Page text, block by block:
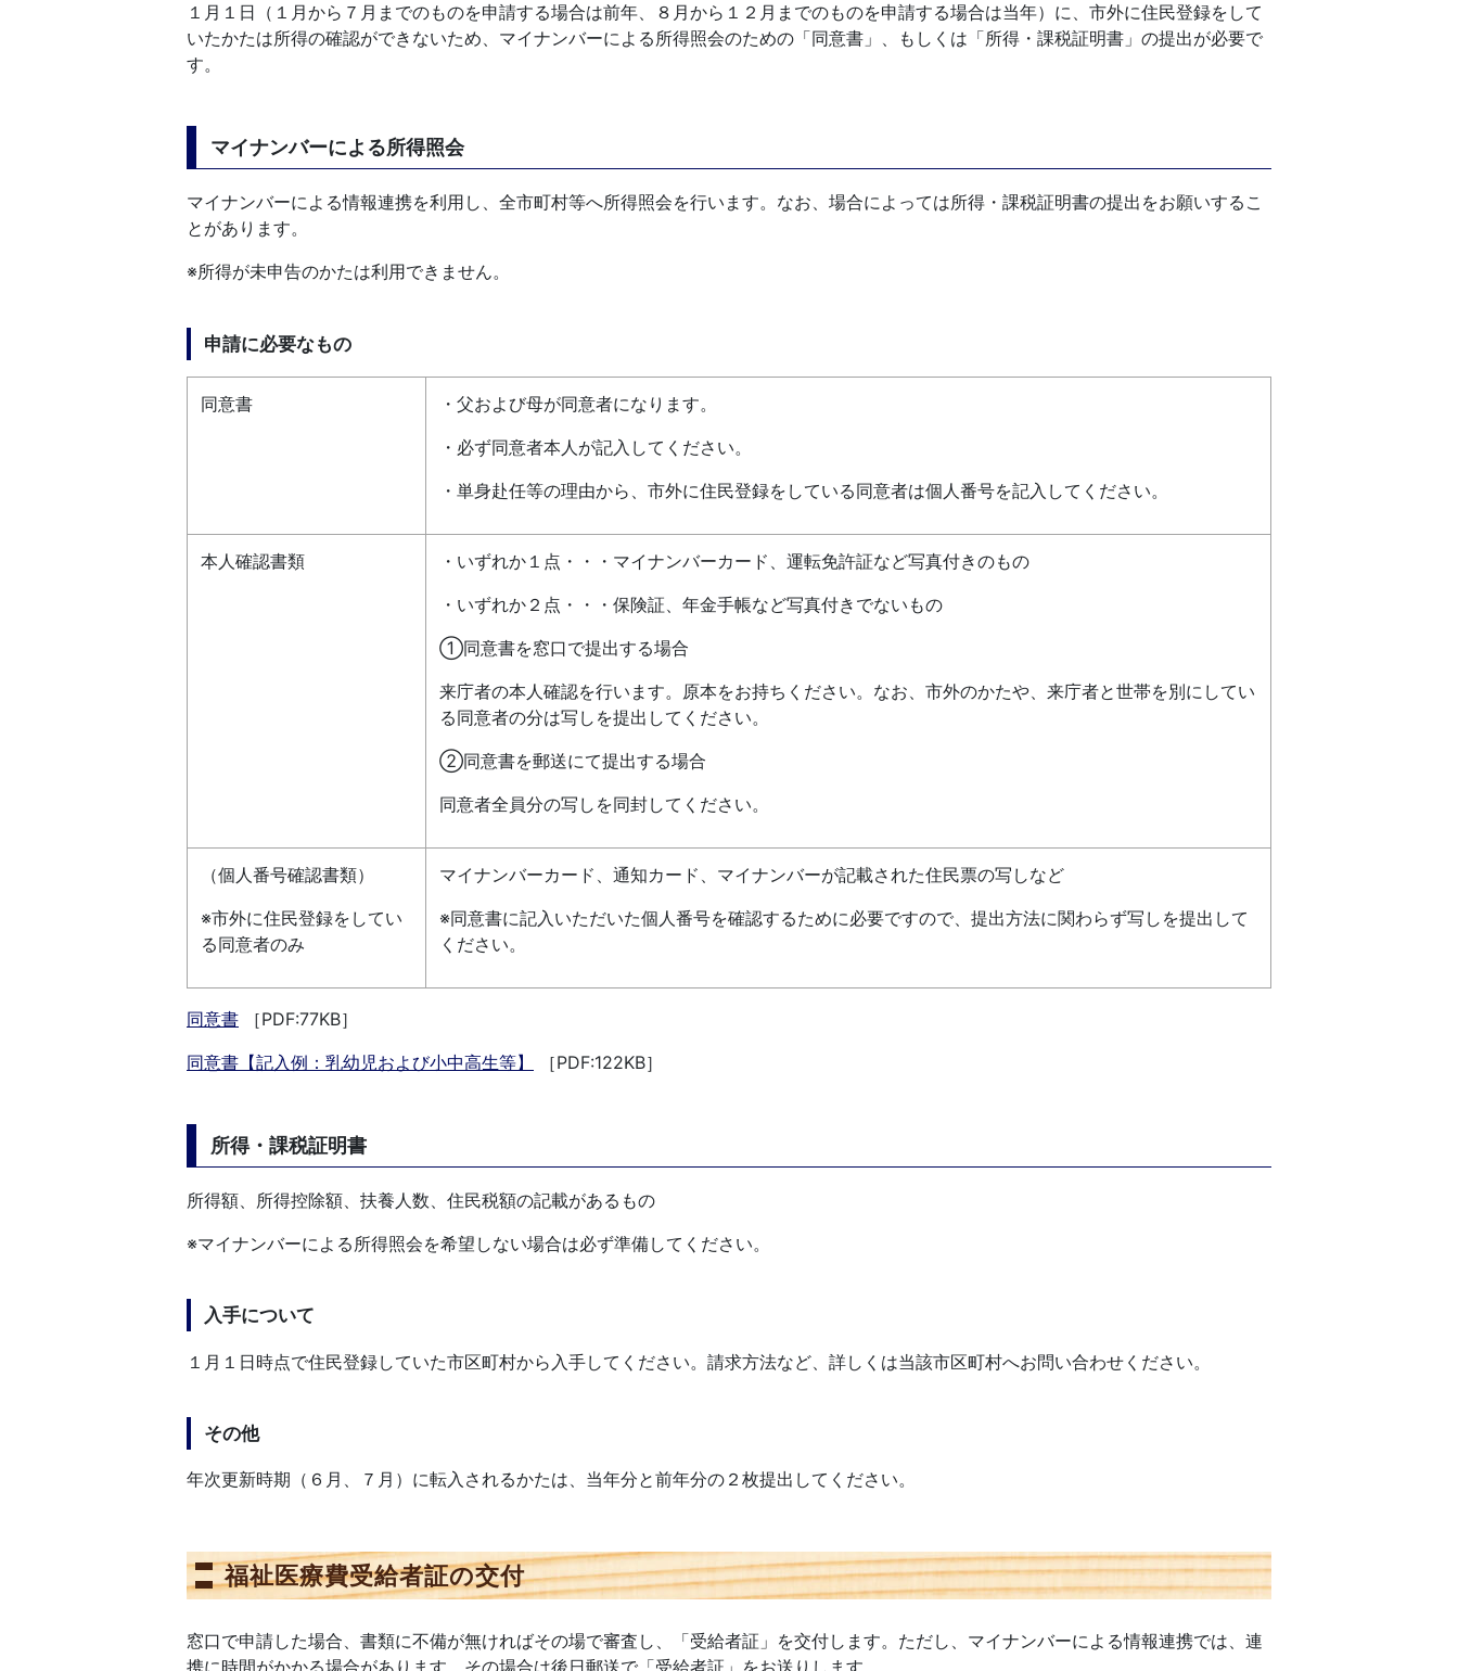
１月１日（１月から７月までのものを申請する場合は前年、８月から１２月までのものを申請する場合は当年）に、市外に住民登録をして
いたかたは所得の確認ができないため、マイナンバーによる所得照会のための「同意書」、もしくは「所得・課税証明書」の提出が必要で
す。
マイナンバーによる所得照会
マイナンバーによる情報連携を利用し、全市町村等へ所得照会を行います。なお、場合によっては所得・課税証明書の提出をお願いするこ
とがあります。
※所得が未申告のかたは利用できません。
申請に必要なもの
同意書
・父および母が同意者になります。
・必ず同意者本人が記入してください。
・単身赴任等の理由から、市外に住民登録をしている同意者は個人番号を記入してください。
本人確認書類
・いずれか１点・・・マイナンバーカード、運転免許証など写真付きのもの
・いずれか２点・・・保険証、年金手帳など写真付きでないもの
①同意書を窓口で提出する場合
来庁者の本人確認を行います。原本をお持ちください。なお、市外のかたや、来庁者と世帯を別にしてい
る同意者の分は写しを提出してください。
②同意書を郵送にて提出する場合
同意者全員分の写しを同封してください。
（個人番号確認書類）
※市外に住民登録をしてい
る同意者のみ
マイナンバーカード、通知カード、マイナンバーが記載された住民票の写しなど
※同意書に記入いただいた個人番号を確認するために必要ですので、提出方法に関わらず写しを提出して
ください。
同意書 ［PDF:77KB］
同意書【記入例：乳幼児および小中高生等】
［PDF:122KB］
所得・課税証明書
所得額、所得控除額、扶養人数、住民税額の記載があるもの
※マイナンバーによる所得照会を希望しない場合は必ず準備してください。
入手について
１月１日時点で住民登録していた市区町村から入手してください。請求方法など、詳しくは当該市区町村へお問い合わせください。
その他
年次更新時期（６月、７月）に転入されるかたは、当年分と前年分の２枚提出してください。
福祉医療費受給者証の交付
窓口で申請した場合、書類に不備が無ければその場で審査し、「受給者証」を交付します。ただし、マイナンバーによる情報連携では、連